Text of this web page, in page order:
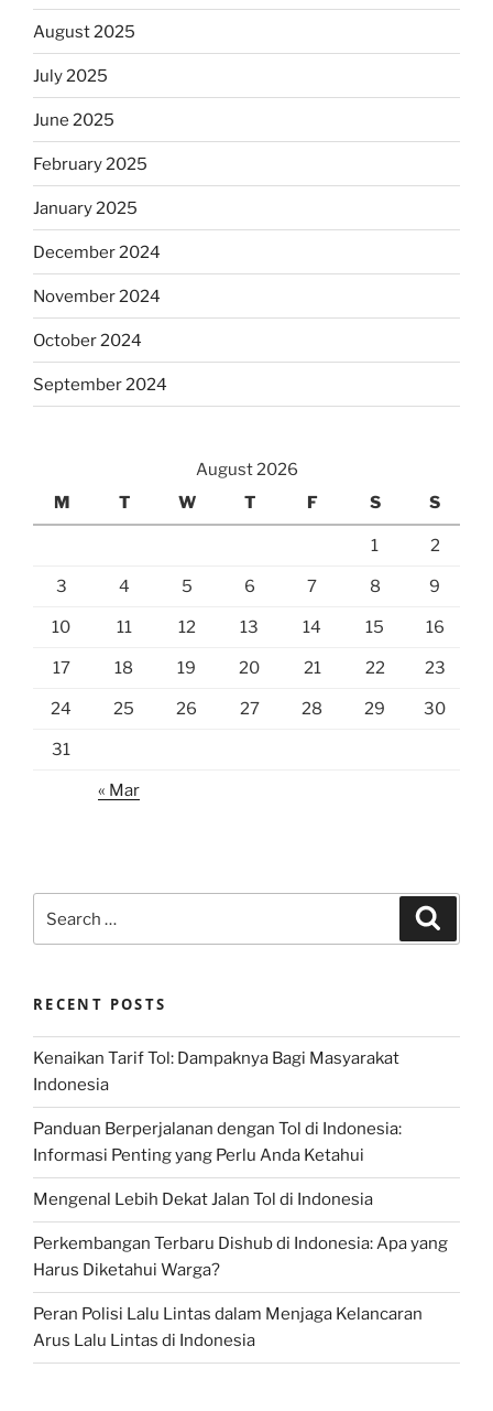
August 2025
July 2025
June 2025
February 2025
January 2025
December 2024
November 2024
October 2024
September 2024
August 2026
M
T W T F S S
1 2
3 4 5 6 7 8 9
10 11 12 13 14 15 16
17 18 19 20 21 22 23
24 25 26 27 28 29 30
31
« Mar
for:
RECENT POSTS
Kenaikan Tarif Tol: Dampaknya Bagi Masyarakat
Indonesia
Panduan Berperjalanan dengan Tol di Indonesia:
Informasi Penting yang Perlu Anda Ketahui
Mengenal Lebih Dekat Jalan Tol di Indonesia
Perkembangan Terbaru Dishub di Indonesia: Apa yang
Harus Diketahui Warga?
Peran Polisi Lalu Lintas dalam Menjaga Kelancaran
Arus Lalu Lintas di Indonesia